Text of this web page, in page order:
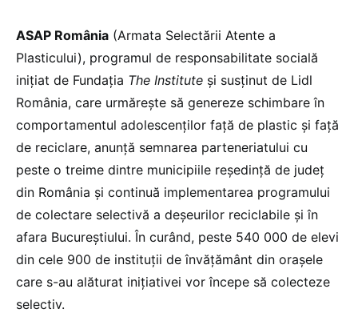
ASAP România (Armata Selectării Atente a
Plasticului), programul de responsabilitate socială
inițiat de Fundația The Institute și susținut de Lidl
România, care urmărește să genereze schimbare în
comportamentul adolescenților față de plastic și față
de reciclare, anunță semnarea parteneriatului cu
peste o treime dintre municipiile reședință de județ
din România și continuă implementarea programului
de colectare selectivă a deșeurilor reciclabile și în
afara Bucureștiului. În curând, peste 540 000 de elevi
din cele 900 de instituții de învățământ din orașele
care s-au alăturat inițiativei vor începe să colecteze
selectiv.